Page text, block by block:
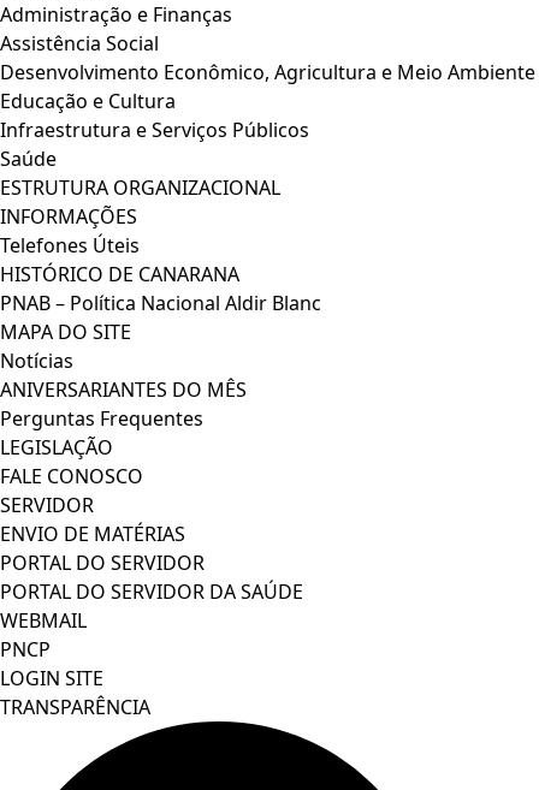
Administração e Finanças
Assistência Social
Desenvolvimento Econômico, Agricultura e Meio Ambiente
Educação e Cultura
Infraestrutura e Serviços Públicos
Saúde
ESTRUTURA ORGANIZACIONAL
INFORMAÇÕES
Telefones Úteis
HISTÓRICO DE CANARANA
PNAB – Política Nacional Aldir Blanc
MAPA DO SITE
Notícias
ANIVERSARIANTES DO MÊS
Perguntas Frequentes
LEGISLAÇÃO
FALE CONOSCO
SERVIDOR
ENVIO DE MATÉRIAS
PORTAL DO SERVIDOR
PORTAL DO SERVIDOR DA SAÚDE
WEBMAIL
PNCP
LOGIN SITE
TRANSPARÊNCIA